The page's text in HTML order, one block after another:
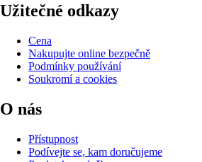
Užitečné odkazy
Cena
Nakupujte online bezpečně
Podmínky používání
Soukromí a cookies
O nás
Přístupnost
Podívejte se, kam doručujeme